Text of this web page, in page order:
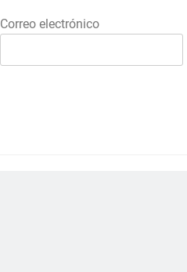
Correo electrónico